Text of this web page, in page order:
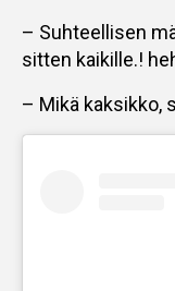
– Suhteellisen
sitten kaikille.!
– Mikä kaksikko,